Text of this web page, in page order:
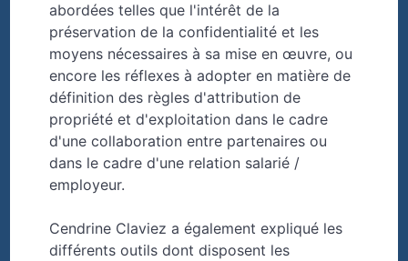
abordées telles que l'intérêt de la
préservation de la confidentialité et les
moyens nécessaires à sa mise en œuvre, ou
encore les réflexes à adopter en matière de
définition des règles d'attribution de
propriété et d'exploitation dans le cadre
d'une collaboration entre partenaires ou
dans le cadre d'une relation salarié /
employeur.
Cendrine Claviez a également expliqué les
différents outils dont disposent les